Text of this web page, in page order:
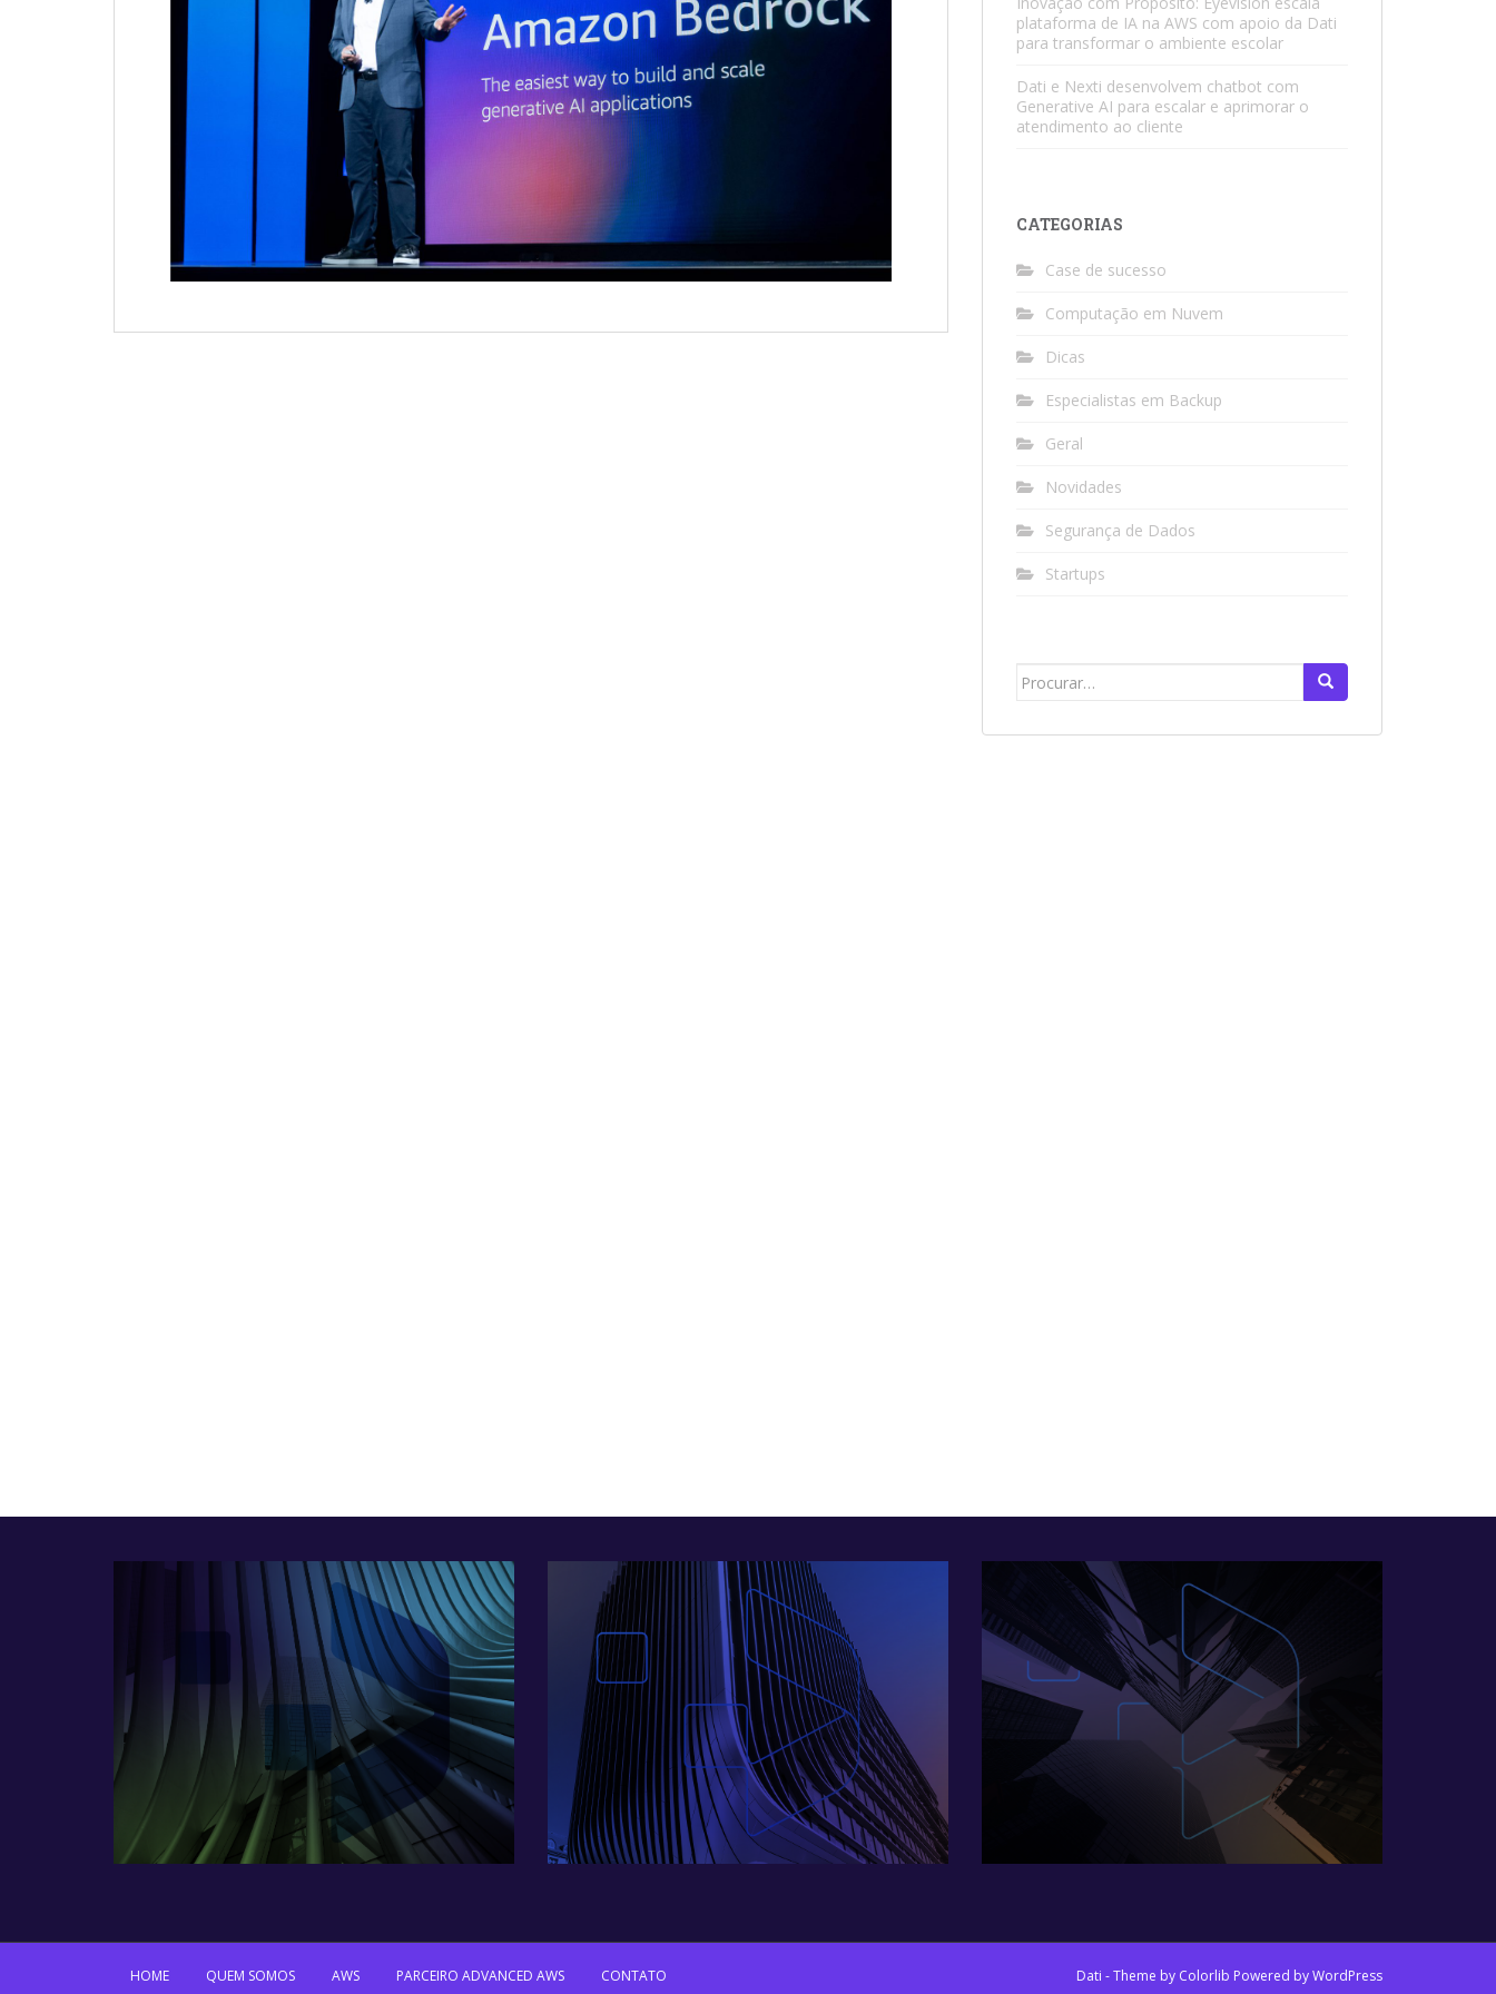
plataforma de IA na AWS com apoio da Dati
para transformar o ambiente escolar
Dati e Nexti desenvolvem chatbot com
Generative AI para escalar e aprimorar o
atendimento ao cliente
CATEGORIAS
Case de sucesso
Computação em Nuvem
Dicas
Especialistas em Backup
Geral
Novidades
Segurança de Dados
Startups
Search
HOME QUEM SOMOS AWS PARCEIRO ADVANCED AWS CONTATO Dati - Theme by Colorlib Powered byWordPress